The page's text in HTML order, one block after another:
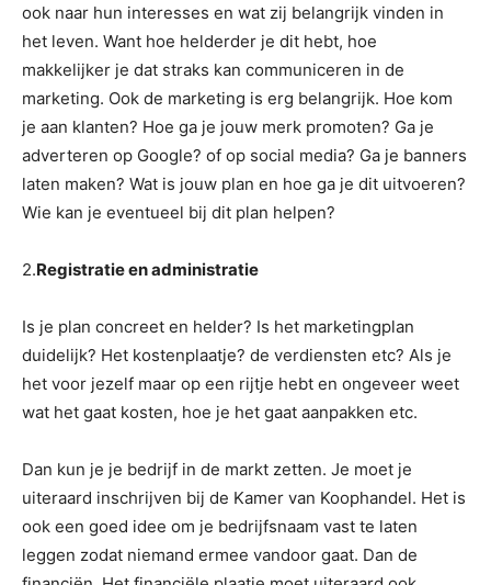
ook naar hun interesses en wat zij belangrijk vinden in
het leven. Want hoe helderder je dit hebt, hoe
makkelijker je dat straks kan communiceren in de
marketing. Ook de marketing is erg belangrijk. Hoe kom
je aan klanten? Hoe ga je jouw merk promoten? Ga je
adverteren op Google? of op social media? Ga je banners
laten maken? Wat is jouw plan en hoe ga je dit uitvoeren?
Wie kan je eventueel bij dit plan helpen?
2.Registratie en administratie
Is je plan concreet en helder? Is het marketingplan
duidelijk? Het kostenplaatje? de verdiensten etc? Als je
het voor jezelf maar op een rijtje hebt en ongeveer weet
wat het gaat kosten, hoe je het gaat aanpakken etc.
Dan kun je je bedrijf in de markt zetten. Je moet je
uiteraard inschrijven bij de Kamer van Koophandel. Het is
ook een goed idee om je bedrijfsnaam vast te laten
leggen zodat niemand ermee vandoor gaat. Dan de